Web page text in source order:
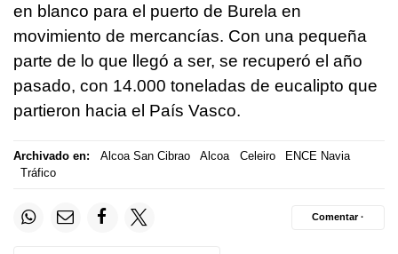
en blanco para el puerto de Burela en
movimiento de mercancías. Con una pequeña
parte de lo que llegó a ser, se recuperó el año
pasado, con 14.000 toneladas de eucalipto que
partieron hacia el País Vasco.
Archivado en: Alcoa San Cibrao Alcoa Celeiro
ENCE Navia
Tráfico
Comentar ·